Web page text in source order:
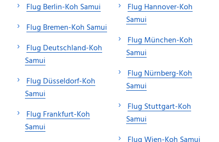
Flug Berlin-Koh Samui
Flug Bremen-Koh Samui
Flug Deutschland-Koh
Samui
Flug Düsseldorf-Koh
Samui
Flug Frankfurt-Koh
Samui
Flug Hannover-Koh
Samui
Flug München-Koh
Samui
Flug Nürnberg-Koh
Samui
Flug Stuttgart-Koh
Samui